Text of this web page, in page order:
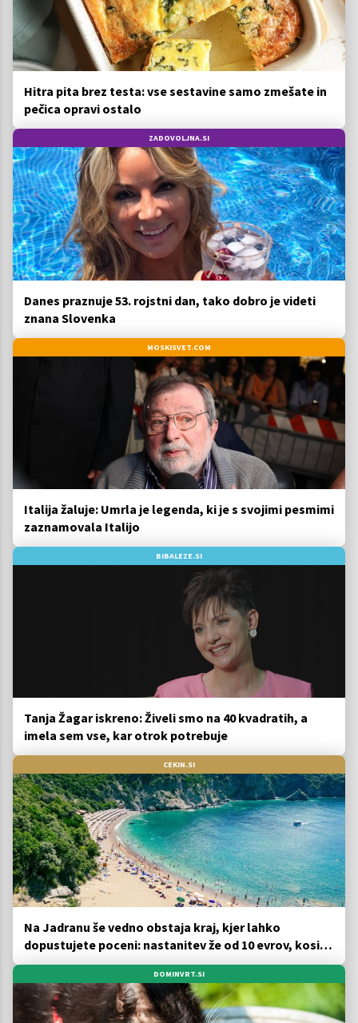
Hitra pita brez testa: vse sestavine samo zmešate in
pečica opravi ostalo
ZADOVOLJNA.SI
Danes praznuje 53. rojstni dan, tako dobro je videti
znana Slovenka
MOSKISVET.COM
Italija žaluje: Umrla je legenda, ki je s svojimi pesmimi
zaznamovala Italijo
BIBALEZE.SI
Tanja Žagar iskreno: Živeli smo na 40 kvadratih, a
imela sem vse, kar otrok potrebuje
CEKIN.SI
Na Jadranu še vedno obstaja kraj, kjer lahko
dopustujete poceni: nastanitev že od 10 evrov, kosilo
za pet evrov
DOMINVRT.SI